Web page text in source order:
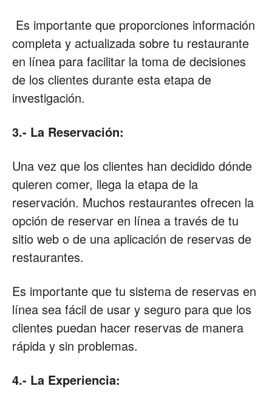
Es importante que proporciones información
completa y actualizada sobre tu restaurante
en línea para facilitar la toma de decisiones
de los clientes durante esta etapa de
investigación.
3.- La Reservación:
Una vez que los clientes han decidido dónde
quieren comer, llega la etapa de la
reservación. Muchos restaurantes ofrecen la
opción de reservar en línea a través de tu
sitio web o de una aplicación de reservas de
restaurantes.
Es importante que tu sistema de reservas en
línea sea fácil de usar y seguro para que los
clientes puedan hacer reservas de manera
rápida y sin problemas.
4.- La Experiencia: